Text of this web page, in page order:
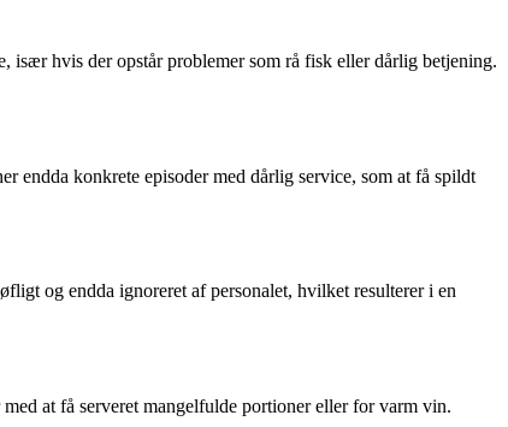
især hvis der opstår problemer som rå fisk eller dårlig betjening.
endda konkrete episoder med dårlig service, som at få spildt
og endda ignoreret af personalet, hvilket resulterer i en
at få serveret mangelfulde portioner eller for varm vin.